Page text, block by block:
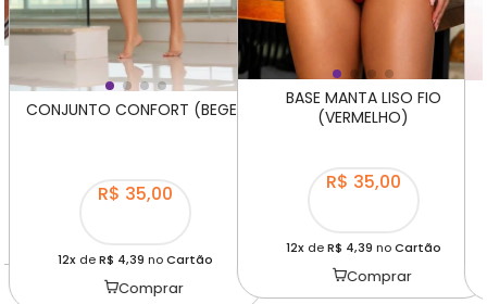
CONJUNTO CONFORT (BEGE)
R$ 35,00
12x deR$ 4,39 noCartão
Comprar
BASE MANTA LISO FIO
(VERMELHO)
R$ 35,00
12xdeR$ 4,39 noCartão
Comprar